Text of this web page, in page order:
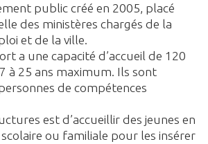
public créé en 2005, placé
des ministères chargés de la
et de la ville.
a une capacité d’accueil de 120
à 25 ans maximum. Ils sont
de compétences
est d’accueillir des jeunes en
ou familiale pour les insérer